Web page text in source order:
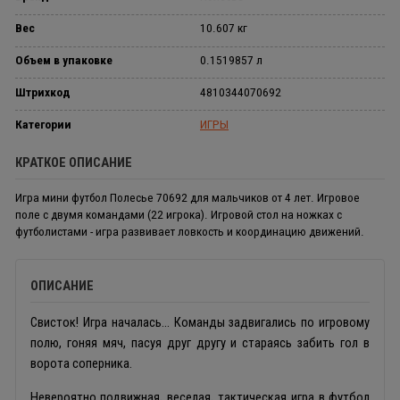
Вес 10.607 кг
Объем в упаковке 0.1519857 л
Штрихкод 4810344070692
Категории ИГРЫ
КРАТКОЕ ОПИСАНИЕ
Игра мини футбол Полесье 70692 для мальчиков от 4 лет. Игровое
поле с двумя командами (22 игрока). Игровой стол на ножках с
футболистами - игра развивает ловкость и координацию движений.
ОПИСАНИЕ
Свисток! Игра началась... Команды задвигались по игровому
полю, гоняя мяч, пасуя друг другу и стараясь забить гол в
ворота соперника.